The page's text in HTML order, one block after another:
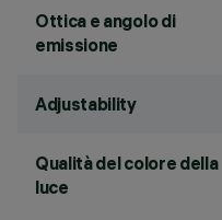
Ottica e angolo di
emissione
Adjustability
Qualità del colore della
luce